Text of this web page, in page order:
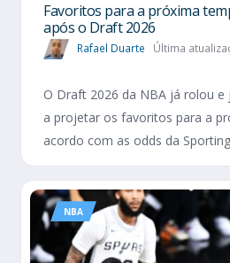
Favoritos para a próxima
após o Draft 2026
Rafael Duarte Última
O Draft 2026 da NBA já rolou
a projetar os favoritos para a
acordo com as odds da
NBA